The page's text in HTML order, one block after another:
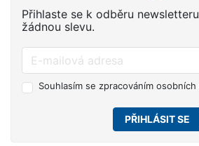
Přihlaste se k odběru
žádnou slevu.
Souhlasím se zpracováním osobních
PŘIHLÁSIT SE